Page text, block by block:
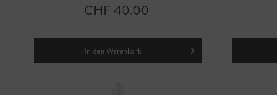
CHF 40.00
In den Warenkorb